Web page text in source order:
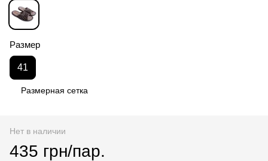
Размер
41
Размерная сетка
Нет в наличии
435 грн/пар.